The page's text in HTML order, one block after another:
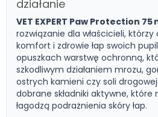
działanie
VET EXPERT Paw Protection 75
rozwiązanie dla właścicieli,
komfort i zdrowie łap swoich
opuszkach warstwę ochronną,
szkodliwym działaniem mrozu,
ostrych kamieni czy soli
dobrane składniki aktywne, które
łagodzą podrażnienia skóry łap.